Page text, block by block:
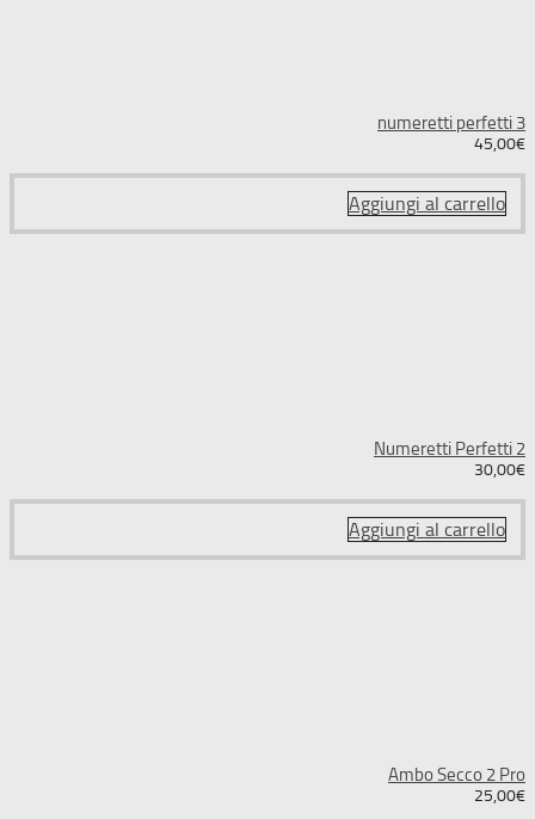
numeretti perfetti 3
45,00€
Aggiungi al carrello
Numeretti Perfetti 2
30,00€
Aggiungi al carrello
Ambo Secco 2 Pro
25,00€